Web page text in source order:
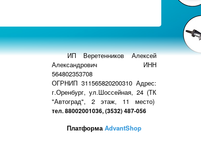
ИП Веретенников Алексей
Александрович ИНН
564802353708
ОГРНИП 311565820200310 Адрес:
г.Оренбург, ул.Шоссейная, 24 (ТК
"Автоград", 2 этаж, 11 место)
тел. 88002001036, (3532) 487-056
ПлатформаAdvantShop